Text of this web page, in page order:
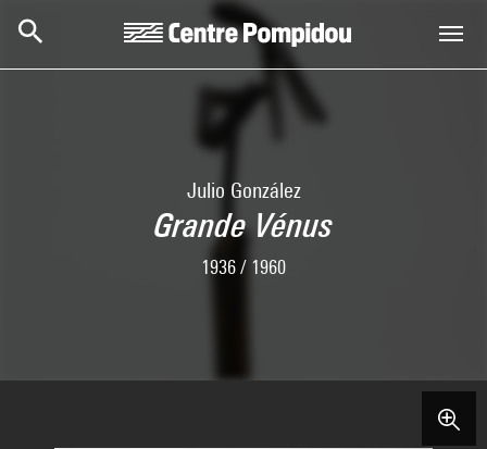
Julio González
Grande Vénus
1936 / 1960